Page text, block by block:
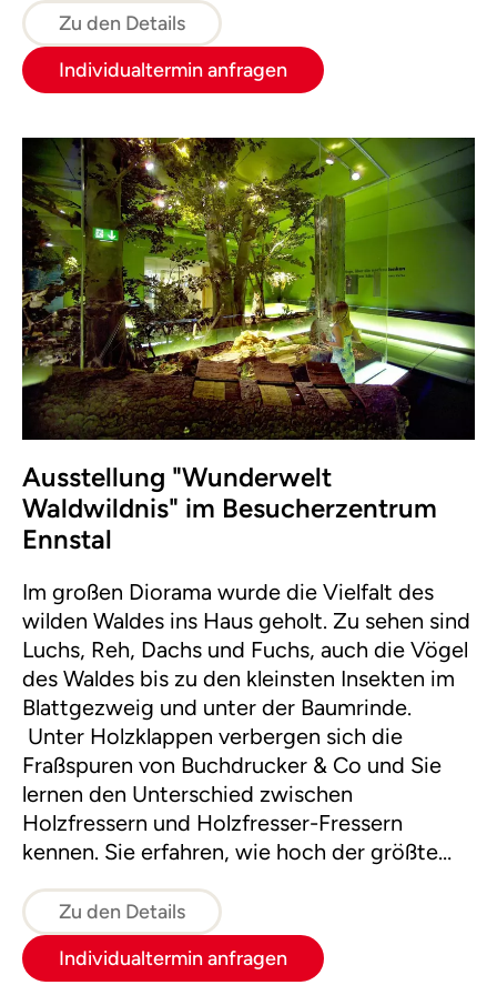
Zu den Details
Individualtermin anfragen
Ausstellung "Wunderwelt
Waldwildnis" im Besucherzentrum
Ennstal
Im großen Diorama wurde die Vielfalt des
wilden Waldes ins Haus geholt. Zu sehen sind
Luchs, Reh, Dachs und Fuchs, auch die Vögel
des Waldes bis zu den kleinsten Insekten im
Blattgezweig und unter der Baumrinde.
Unter Holzklappen verbergen sich die
Fraßspuren von Buchdrucker & Co und Sie
lernen den Unterschied zwischen
Holzfressern und Holzfresser-Fressern
kennen. Sie erfahren, wie hoch der größte
werden, wenn sie so alt werden dürfen, wie
es der Lauf der Natur vorsieht. Wir stellen
Ihnen die Buschtrommler der Waldwildnis vor
Zu den Details
Individualtermin anfragen